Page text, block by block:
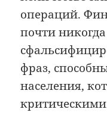
операций.
почти никогда
фраз,
населения,